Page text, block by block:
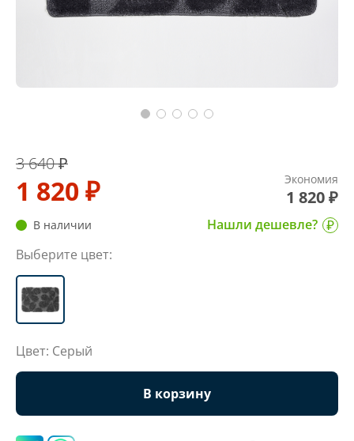
3 640 ₽
1 820 ₽ Экономия
1 820 ₽
В наличии
Нашли дешевле?
Выберите цвет:
Цвет: Серый
В корзину